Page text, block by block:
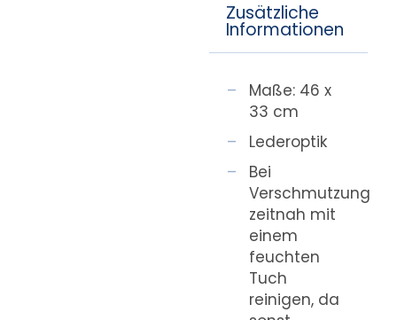
Zusätzliche
Informationen
Maße: 46 x
33 cm
Lederoptik
Bei
Verschmutzung
zeitnah mit
einem
feuchten
Tuch
reinigen, da